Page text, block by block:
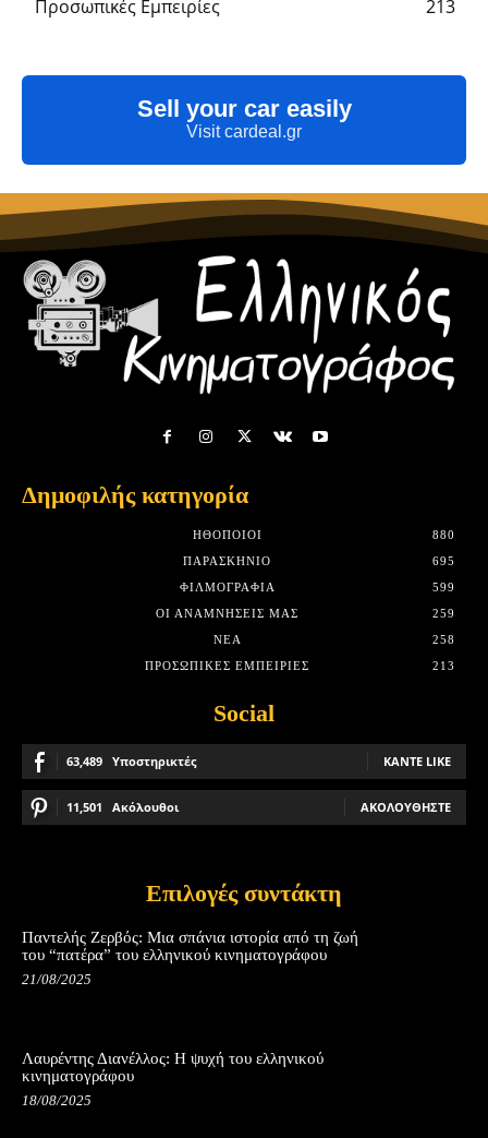
Προσωπικές Εμπειρίες
213
Sell your car easily
Visit cardeal.gr
Δημοφιλής κατηγορία
HΘΟΠΟΙΟΊ
880
ΠΑΡΑΣΚΉΝΙΟ
695
ΦΙΛΜΟΓΡΑΦΊΑ
599
ΟΙ ΑΝΑΜΝΉΣΕΙΣ ΜΑΣ
259
ΝΈΑ
258
ΠΡΟΣΩΠΙΚΈΣ ΕΜΠΕΙΡΊΕΣ
213
Social
63,489 Υποστηρικτές ΚΆΝΤΕ LIKE
11,501 Ακόλουθοι ΑΚΟΛΟΥΘΉΣΤΕ
Επιλογές συντάκτη
Παντελής Ζερβός: Μια σπάνια ιστορία από τη ζωή
του “πατέρα” του ελληνικού κινηματογράφου
21/08/2025
Λαυρέντης Διανέλλος: Η ψυχή του ελληνικού
κινηματογράφου
18/08/2025